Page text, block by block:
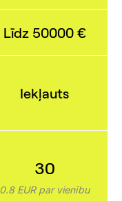
Līdz 50000 €
Iekļauts
30
0.8 EUR par vienību